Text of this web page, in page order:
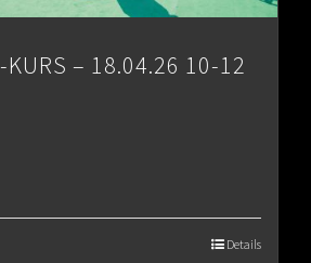
KURS – 18.04.26 10-12
Details